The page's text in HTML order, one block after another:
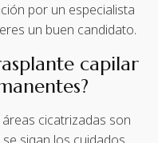
por un especialista
un buen candidato.
capilar
cicatrizadas son